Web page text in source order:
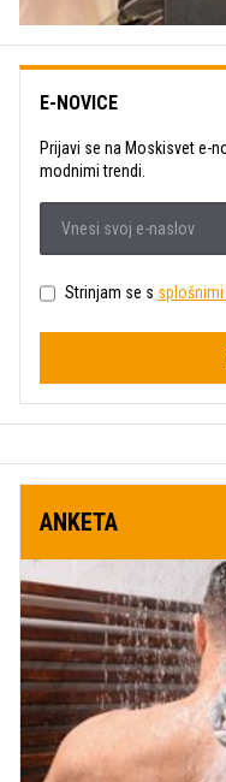
E-NOVICE
Prijavi se na Moskisvet e-
modnimi trendi.
Strinjam se s
ANKETA